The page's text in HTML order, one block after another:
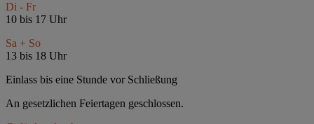
Di - Fr
10 bis 17 Uhr
Sa + So
13 bis 18 Uhr
Einlass bis eine Stunde vor Schließung
An gesetzlichen Feiertagen geschlossen.